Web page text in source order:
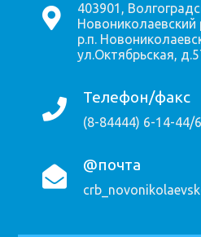
403901,
Новониколаевский
р.п.
ул.Октябрьская,
Телефон/факс
(8-84444) 6-14-44/
@почта